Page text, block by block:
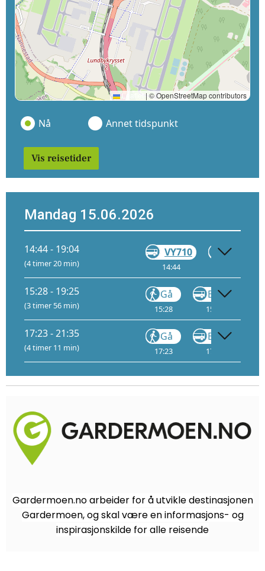
Leaflet | © OpenStreetMap contributors
Nå Annet tidspunkt
Vis reisetider
Mandag 15.06.2026
14:44 - 19:04
(4 timer 20 min)
VY710
14:44
Gå
15:28 - 19:25
(3 timer 56 min)
Gå
15:28
Buss
15:32
17:23 - 21:35
(4 timer 11 min)
Gå
17:23
Buss
17:27
Gardermoen.no arbeider for å utvikle destinasjonen
Gardermoen, og skal være en informasjons- og
inspirasjonskilde for alle reisende